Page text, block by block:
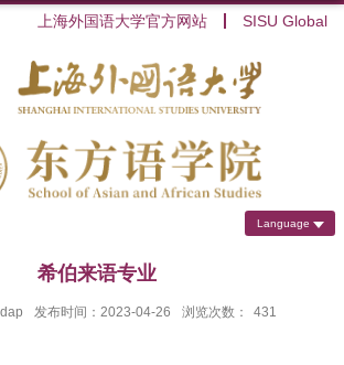
上海外国语大学官方网站 SISU Global
Language
希伯来语专业
发布时间：2023-04-26 浏览次数： 431